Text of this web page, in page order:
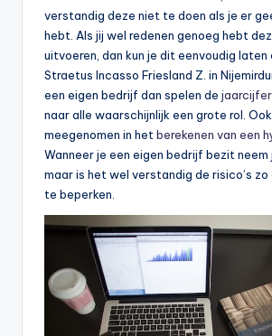
verstandig deze niet te doen als je er
hebt. Als jij wel redenen genoeg hebt
uitvoeren, dan kun je dit eenvoudig laten
Straetus Incasso Friesland Z. in
een eigen bedrijf dan spelen de
naar alle waarschijnlijk een grote rol.
meegenomen in het berekenen van een
Wanneer je een eigen bedrijf bezit neem
maar is het wel verstandig de risico’s zo
te beperken.